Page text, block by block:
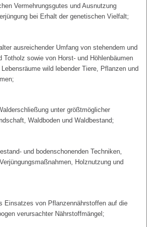
Vermehrungsgutes und Ausnutzung
bei Erhalt der genetischen Vielfalt;
ausreichender Umfang von stehendem und
Totholz sowie von Horst- und Höhlenbäumen
wild lebender Tiere, Pflanzen und
unter größtmöglicher
Waldboden und Waldbestand;
und bodenschonenden Techniken,
Holznutzung und
Einsatzes von Pflanzennährstoffen auf die
verursachter Nährstoffmängel;